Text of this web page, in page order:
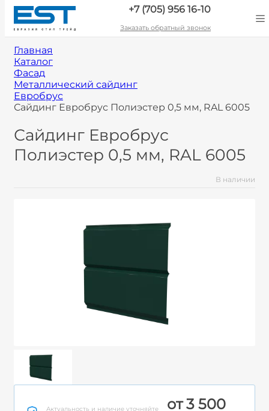
+7 (705) 956 16-10
Заказать обратный звонок
Главная
Каталог
Фасад
Металлический сайдинг
Евробрус
Сайдинг Евробрус Полиэстер 0,5 мм, RAL 6005
Сайдинг Евробрус
Полиэстер 0,5 мм, RAL 6005
В наличии
Актуальность и наличие уточняйте
от 3 500